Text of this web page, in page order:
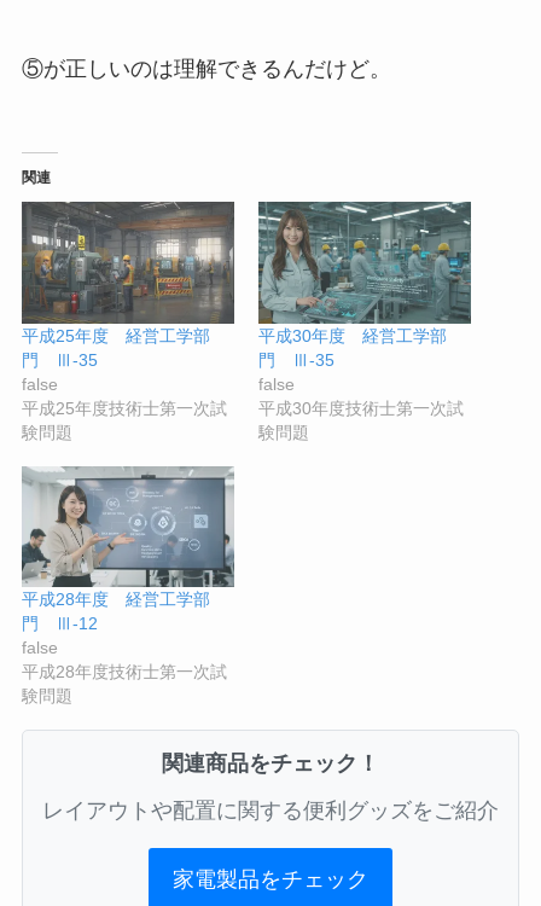
⑤が正しいのは理解できるんだけど。
関連
平成25年度 経営工学部
門 Ⅲ-35
false
平成25年度技術士第一次試
験問題
平成30年度 経営工学部
門 Ⅲ-35
false
平成30年度技術士第一次試
験問題
平成28年度 経営工学部
門 Ⅲ-12
false
平成28年度技術士第一次試
験問題
関連商品をチェック！
レイアウトや配置に関する便利グッズをご紹介
家電製品をチェック